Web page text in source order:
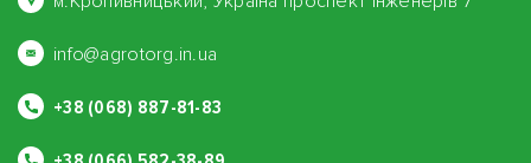
info@agrotorg.in.ua
+38 (068) 887-81-83